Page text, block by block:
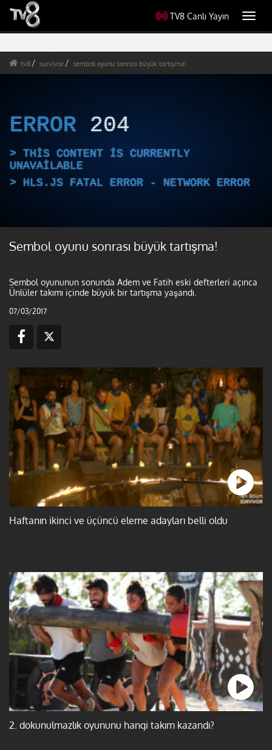
TV8 Canlı Yayın
tv8 survivor sembol oyunu sonrası büyük tartışma!
ERROR 204
THIS CONTENT IS CURRENTLY
UNAVAILABLE
HLS.JS FATAL ERROR - NETWORK ERROR
Sembol oyunu sonrası büyük tartışma!
Sembol oyununun sonunda Adem ve Fatih eski defterleri açınca
Ünlüler takımı içinde büyük bir tartışma yaşandı.
07/03/2017
Haftanın ikinci ve üçüncü eleme adayları belli oldu
2. dokunulmazlık oyununu hangi takım kazandı?